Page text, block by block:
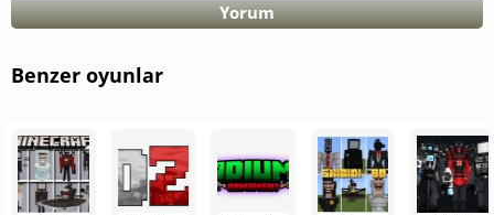
Yorum
Benzer oyunlar